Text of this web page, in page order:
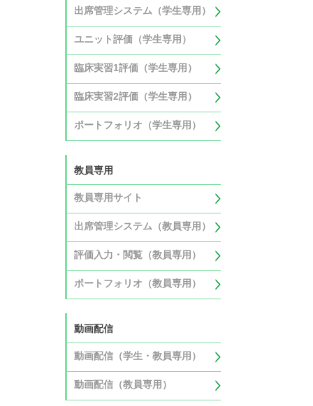
出席管理システム（学生専用）
ユニット評価（学生専用）
臨床実習1評価（学生専用）
臨床実習2評価（学生専用）
ポートフォリオ（学生専用）
教員専用
教員専用サイト
出席管理システム（教員専用）
評価入力・閲覧（教員専用）
ポートフォリオ（教員専用）
動画配信
動画配信（学生・教員専用）
動画配信（教員専用）